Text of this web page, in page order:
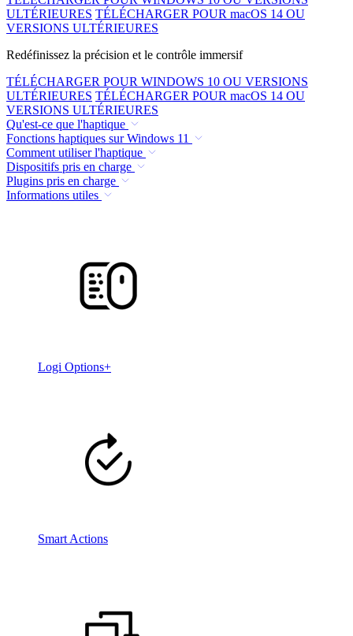
ULTÉRIEURES TÉLÉCHARGER POUR macOS 14 OU
VERSIONS ULTÉRIEURES
Redéfinissez la précision et le contrôle immersif
TÉLÉCHARGER POUR WINDOWS 10 OU VERSIONS
ULTÉRIEURES TÉLÉCHARGER POUR macOS 14 OU
VERSIONS ULTÉRIEURES
Qu'est-ce que l'haptique
Fonctions haptiques sur Windows 11
Comment utiliser l'haptique
Dispositifs pris en charge
Plugins pris en charge
Informations utiles
Logi Options+
Smart Actions